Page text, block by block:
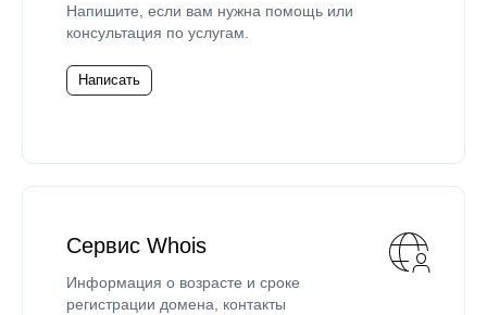
Напишите, если вам нужна помощь или
консультация по услугам.
Написать
Сервис Whois
Информация о возрасте и сроке
регистрации домена, контакты